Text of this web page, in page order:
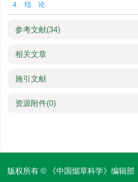
4. 结 论
参考文献(34)
相关文章
施引文献
资源附件(0)
版权所有 © 《中国烟草科学》编辑部